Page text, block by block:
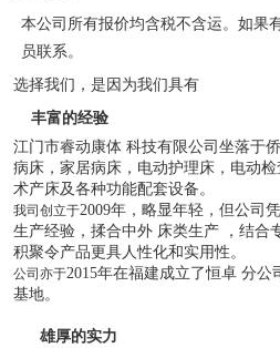
本公司所有报价均含税不含运。如果
员联系。
选择我们，是因为我们具有
丰富的经验
江门市睿动康体 科技有限公司坐落于
病床，家居病床，电动护理床，电动
术产床及各种功能配套设备。
我司创立于2009年，略显年轻，但公司
生产经验，揉合中外 床类生产 ，结合
积聚令产品更具人性化和实用性。
公司亦于2015年在福建成立了恒卓 分
基地。
雄厚的实力